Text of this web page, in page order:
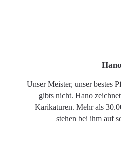
Hano
Unser Meister, unser bestes
gibts nicht. Hano
Karikaturen. Mehr als
stehen bei ihm auf